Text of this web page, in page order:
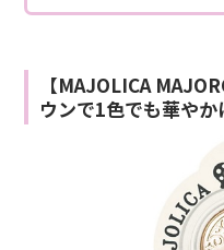
【MAJOLICA
ウンで1色でも華やか